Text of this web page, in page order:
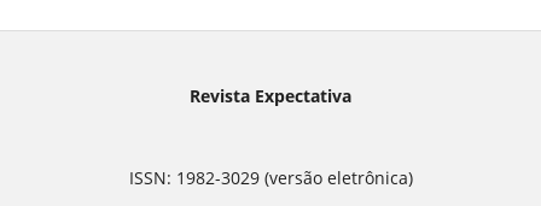
Revista Expectativa
ISSN: 1982-3029 (versão eletrônica)